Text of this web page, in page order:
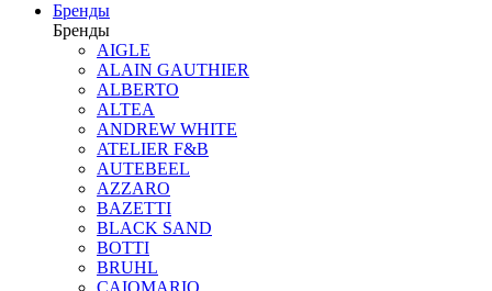
Бренды
Бренды
AIGLE
ALAIN GAUTHIER
ALBERTO
ALTEA
ANDREW WHITE
ATELIER F&B
AUTEBEEL
AZZARO
BAZETTI
BLACK SAND
BOTTI
BRUHL